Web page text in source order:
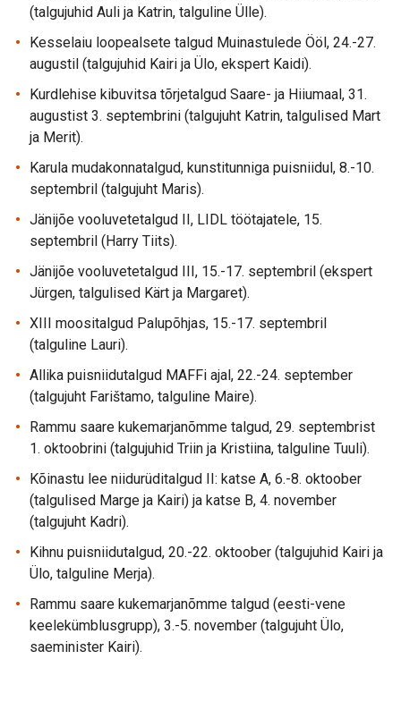
(talgujuhid Auli ja Katrin, talguline Ülle).
Kesselaiu loopealsete talgud Muinastulede Ööl, 24.-27.
augustil (talgujuhid Kairi ja Ülo, ekspert Kaidi).
Kurdlehise kibuvitsa tõrjetalgud Saare- ja Hiiumaal, 31.
augustist 3. septembrini (talgujuht Katrin, talgulised Mart
ja Merit).
Karula mudakonnatalgud, kunstitunniga puisniidul, 8.-10.
septembril (talgujuht Maris).
Jänijõe vooluvetetalgud II, LIDL töötajatele, 15.
septembril (Harry Tiits).
Jänijõe vooluvetetalgud III, 15.-17. septembril (ekspert
Jürgen, talgulised Kärt ja Margaret).
XIII moositalgud Palupõhjas, 15.-17. septembril
(talguline Lauri).
Allika puisniidutalgud MAFFi ajal, 22.-24. september
(talgujuht Farištamo, talguline Maire).
Rammu saare kukemarjanõmme talgud, 29. septembrist
1. oktoobrini (talgujuhid Triin ja Kristiina, talguline Tuuli).
Kõinastu lee niidurüditalgud II: katse A, 6.-8. oktoober
(talgulised Marge ja Kairi) ja katse B, 4. november
(talgujuht Kadri).
Kihnu puisniidutalgud, 20.-22. oktoober (talgujuhid Kairi ja
Ülo, talguline Merja).
Rammu saare kukemarjanõmme talgud (eesti-vene
keelekümblusgrupp), 3.-5. november (talgujuht Ülo,
saeminister Kairi).